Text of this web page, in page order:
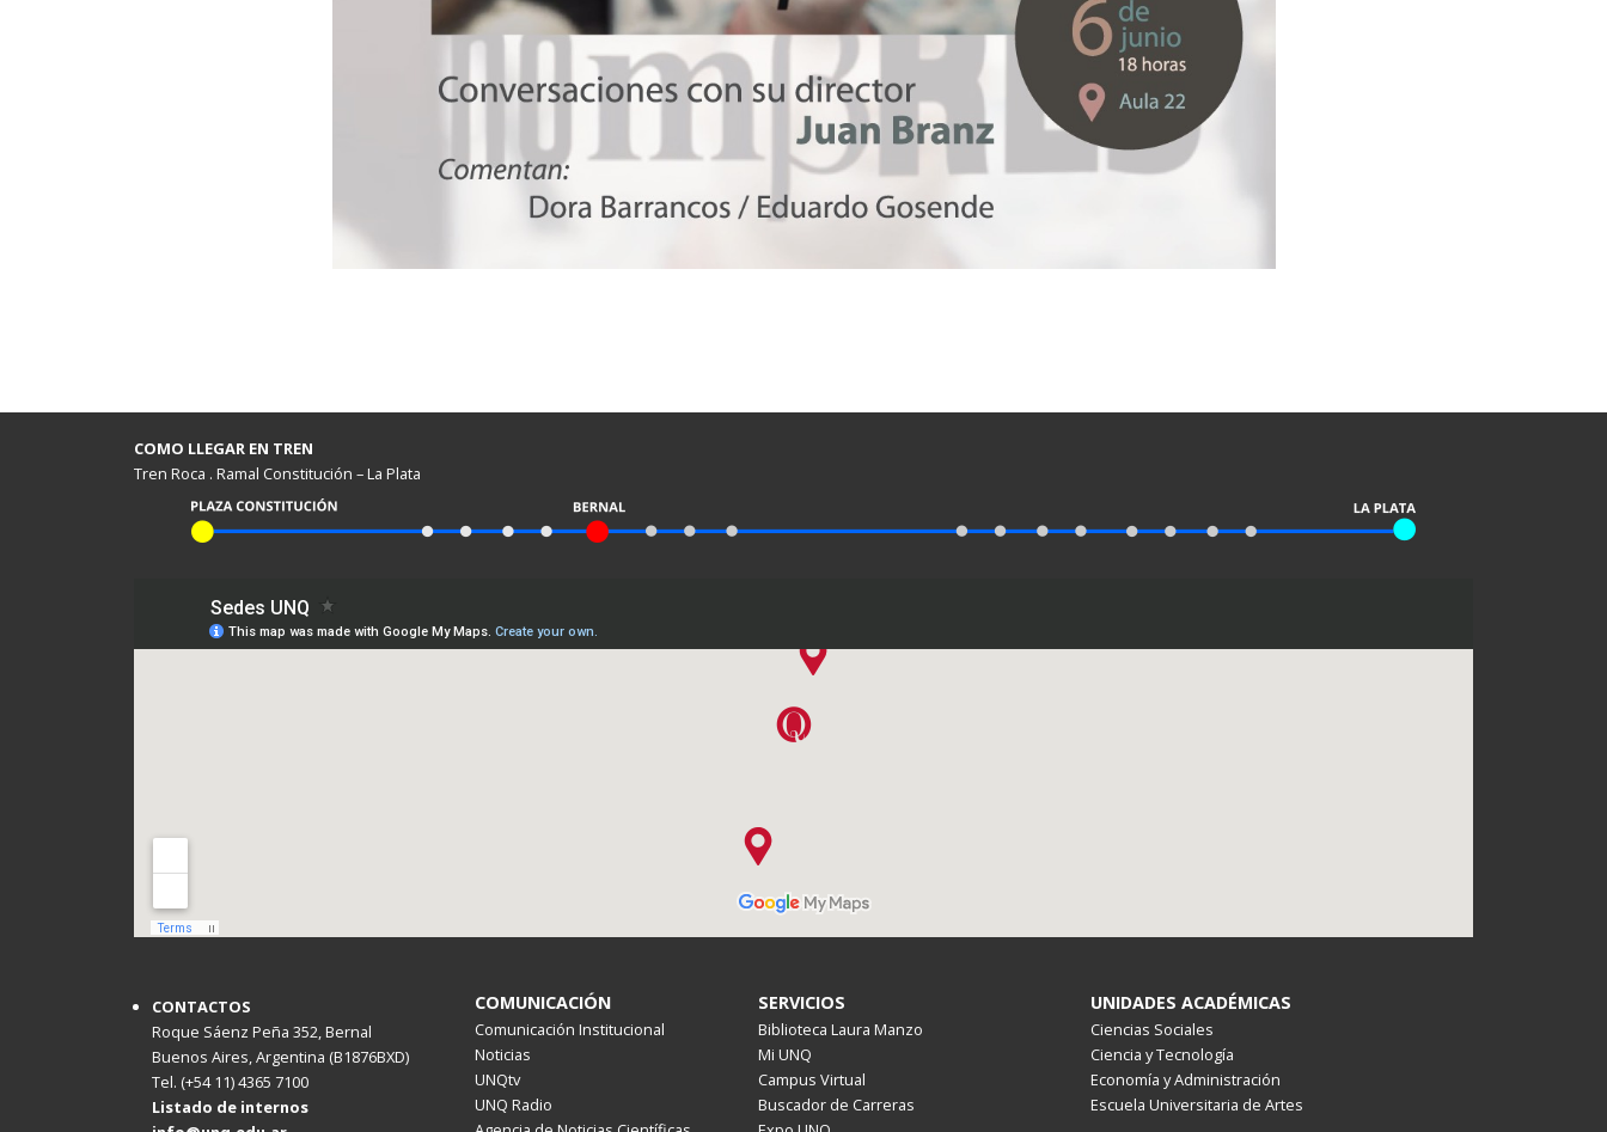
COMO LLEGAR EN TREN
Tren Roca . Ramal Constitución – La Plata
CONTACTOS
Roque Sáenz Peña 352, Bernal
Buenos Aires, Argentina (B1876BXD)
Tel. (+54 11) 4365 7100
Listado de internos
COMUNICACIÓN
Comunicación Institucional
Noticias
UNQtv
UNQ Radio
SERVICIOS
Biblioteca Laura Manzo
Mi UNQ
Campus Virtual
Buscador de Carreras
UNIDADES ACADÉMICAS
Ciencias Sociales
Ciencia y Tecnología
Economía y Administración
Escuela Universitaria de Artes